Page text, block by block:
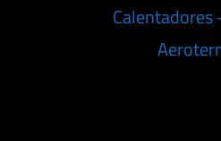
Calentadores